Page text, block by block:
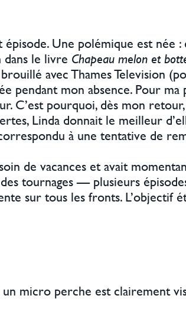
épisode. Une polémique est
le livre Chapeau melon et
avec Thames Television
mon absence. Pour ma
C’est pourquoi, dès mon
Linda donnait le meilleur
à une tentative de
de vacances et avait
tournages — plusieurs
sur tous les fronts. L’objectif
micro perche est clairement